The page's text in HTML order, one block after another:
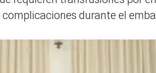
durante el